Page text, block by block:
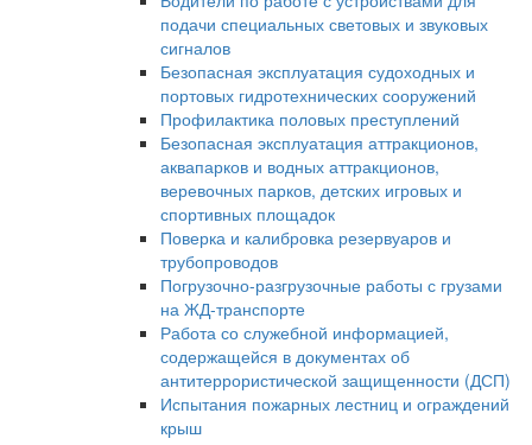
подачи специальных световых и звуковых
сигналов
Безопасная эксплуатация судоходных и
портовых гидротехнических сооружений
Профилактика половых преступлений
Безопасная эксплуатация аттракционов,
аквапарков и водных аттракционов,
веревочных парков, детских игровых и
спортивных площадок
Поверка и калибровка резервуаров и
трубопроводов
Погрузочно-разгрузочные работы с грузами
на ЖД-транспорте
Работа со служебной информацией,
содержащейся в документах об
антитеррористической защищенности (ДСП)
Испытания пожарных лестниц и ограждений
крыш